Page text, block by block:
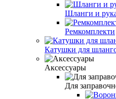
Шланги и
Ремкомплекти
Катушки для
Аксессуары
Для